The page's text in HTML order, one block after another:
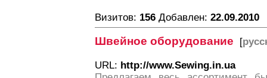
Визитов: 156 Добавлен: 22.09.2010
Швейное оборудование [
URL: http://www.Sewing.in.ua